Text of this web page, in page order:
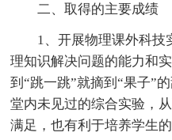
二、取得的主要成绩
1、开展物理课外科技
理知识解决问题的能力和
到“跳一跳”就摘到“果子”
堂内未见过的综合实验，
满足，也有利于培养学生